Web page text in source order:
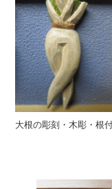
大根の彫刻・木彫・根